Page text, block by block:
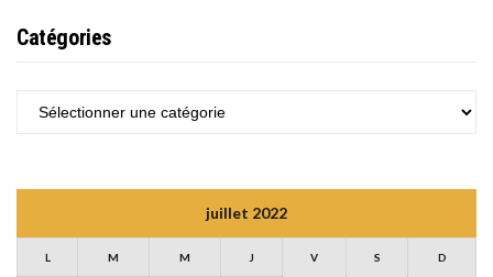
Catégories
CATÉGORIES
juillet 2022
L M M J V S D